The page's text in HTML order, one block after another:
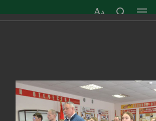
САМОУПРАВЛЕНИЯ
г. Радужный, 1 квартал, д.55
Адрес здания администрации